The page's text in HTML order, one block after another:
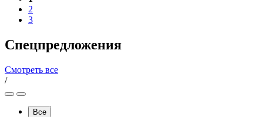
2
3
Спецпредложения
Смотреть все
/
Все